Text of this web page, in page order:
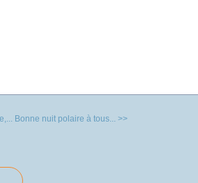
Bonne nuit polaire à tous... >>